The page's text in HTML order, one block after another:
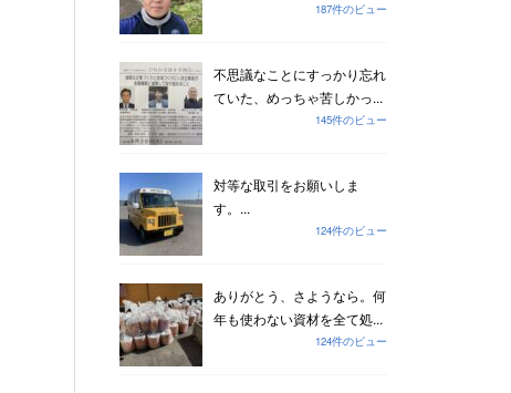
187件のビュー
不思議なことにすっかり忘れ
ていた、めっちゃ苦しかっ...
145件のビュー
対等な取引をお願いしま
す。...
124件のビュー
ありがとう、さようなら。何
年も使わない資材を全て処...
124件のビュー